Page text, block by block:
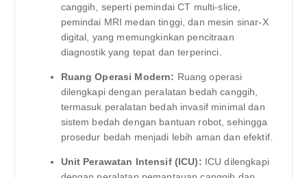
canggih, seperti pemindai CT multi-slice,
pemindai MRI medan tinggi, dan mesin sinar-X
digital, yang memungkinkan pencitraan
diagnostik yang tepat dan terperinci.
Ruang Operasi Modern: Ruang operasi
dilengkapi dengan peralatan bedah canggih,
termasuk peralatan bedah invasif minimal dan
sistem bedah dengan bantuan robot, sehingga
prosedur bedah menjadi lebih aman dan efektif.
Unit Perawatan Intensif (ICU): ICU dilengkapi